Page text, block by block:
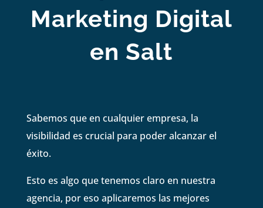
Marketing Digital
en Salt
Sabemos que en cualquier empresa, la
visibilidad es crucial para poder alcanzar el
éxito.
Esto es algo que tenemos claro en nuestra
agencia, por eso aplicaremos las mejores